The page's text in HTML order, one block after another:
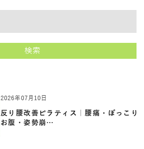
検索
2026年07月10日
反り腰改善ピラティス｜腰痛・ぽっこり
お腹・姿勢崩…